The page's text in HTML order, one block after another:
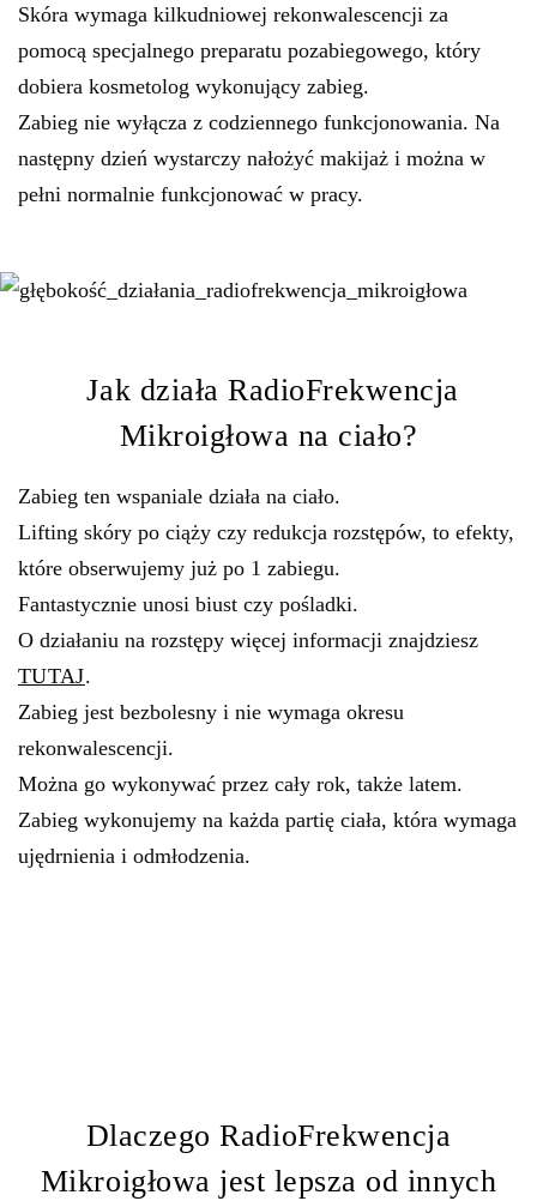
Skóra wymaga kilkudniowej rekonwalescencji za
pomocą specjalnego preparatu pozabiegowego, który
dobiera kosmetolog wykonujący zabieg.
Zabieg nie wyłącza z codziennego funkcjonowania. Na
następny dzień wystarczy nałożyć makijaż i można w
pełni normalnie funkcjonować w pracy.
Jak działa RadioFrekwencja
Mikroigłowa na ciało?
Zabieg ten wspaniale działa na ciało.
Lifting skóry po ciąży czy redukcja rozstępów, to efekty,
które obserwujemy już po 1 zabiegu.
Fantastycznie unosi biust czy pośladki.
O działaniu na rozstępy więcej informacji znajdziesz
TUTAJ.
Zabieg jest bezbolesny i nie wymaga okresu
rekonwalescencji.
Można go wykonywać przez cały rok, także latem.
Zabieg wykonujemy na każda partię ciała, która wymaga
ujędrnienia i odmłodzenia.
Dlaczego RadioFrekwencja
Mikroigłowa jest lepsza od innych